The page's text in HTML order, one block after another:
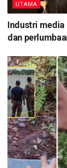
UTAMA
Industri media
dan